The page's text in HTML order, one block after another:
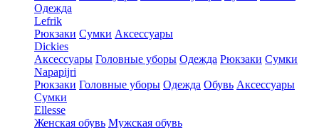
Одежда
Lefrik
Рюкзаки Сумки Аксессуары
Dickies
Аксессуары Головные уборы Одежда Рюкзаки Сумки
Napapijri
Рюкзаки Головные уборы Одежда Обувь Аксессуары
Сумки
Ellesse
Женская обувь Мужская обувь